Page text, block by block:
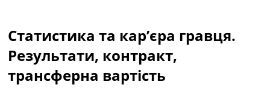
Чемпіонат Світу
Україна. Прем’єр-Ліга
Україна. Перша Ліга
Ліга Чемпіонів
Статистика та кар’єра гравця.
Результати, контракт,
трансферна вартість